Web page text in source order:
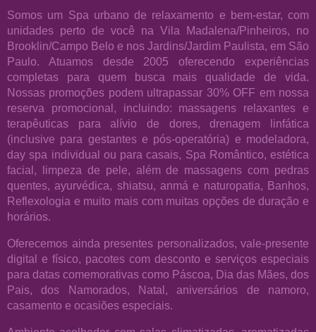
Somos um Spa urbano de relaxamento e bem-estar, com
unidades perto de você na Vila Madalena/Pinheiros, no
Brooklin/Campo Belo e nos Jardins/Jardim Paulista, em São
Paulo. Atuamos desde 2005 oferecendo experiências
completas para quem busca mais qualidade de vida.
Nossas promoções podem ultrapassar 30% OFF em nossa
reserva promocional, incluindo: massagens relaxantes e
terapêuticas para alívio de dores, drenagem linfática
(inclusive para gestantes e pós-operatória) e modeladora,
day spa individual ou para casais, Spa Romântico, estética
facial, limpeza de pele, além de massagens com pedras
quentes, ayurvédica, shiatsu, anmá e naturopatia, Banhos,
Reflexologia e muito mais com muitas opções de duração e
horários.
Oferecemos ainda presentes personalizados, vale-presente
digital e físico, pacotes com desconto e serviços especiais
para datas comemorativas como Páscoa, Dia das Mães, dos
Pais, dos Namorados, Natal, aniversários de namoro,
casamento e ocasiões especiais.